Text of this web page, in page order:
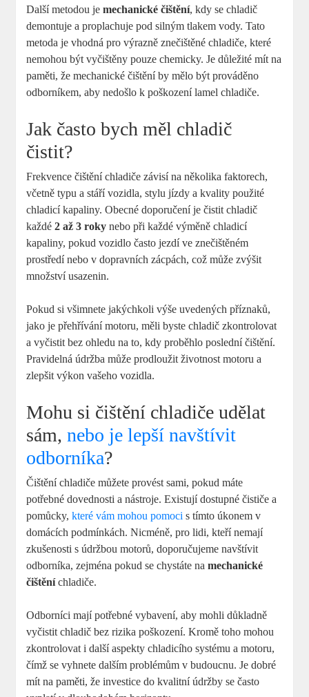
Další metodou jemechanické čištění, kdy se chladič
demontuje a proplachuje pod silným tlakem vody. Tato
metoda je vhodná pro výrazně znečištěné chladiče, které
nemohou být vyčištěny pouze chemicky. Je důležité mít na
paměti, že mechanické čištění by mělo být prováděno
odborníkem, aby nedošlo k poškození lamel chladiče.
Jak často bych měl chladič
čistit?
Frekvence čištění chladiče závisí na několika faktorech,
včetně typu a stáří vozidla, stylu jízdy a kvality použité
chladicí kapaliny. Obecné doporučení je čistit chladič
každé2 až 3 roky nebo při každé výměně chladicí
kapaliny, pokud vozidlo často jezdí ve znečištěném
prostředí nebo v dopravních zácpách, což může zvýšit
množství usazenin.
Pokud si všimnete jakýchkoli výše uvedených příznaků,
jako je přehřívání motoru, měli byste chladič zkontrolovat
a vyčistit bez ohledu na to, kdy proběhlo poslední čištění.
Pravidelná údržba může prodloužit životnost motoru a
zlepšit výkon vašeho vozidla.
Mohu si čištění chladiče udělat
sám,nebo je lepší navštívit
odborníka?
Čištění chladiče můžete provést sami, pokud máte
potřebné dovednosti a nástroje. Existují dostupné čističe a
pomůcky,které vám mohou pomoci s tímto úkonem v
domácích podmínkách. Nicméně, pro lidi, kteří nemají
zkušenosti s údržbou motorů, doporučujeme navštívit
odborníka, zejména pokud se chystáte namechanické
čištěníchladiče.
Odborníci mají potřebné vybavení, aby mohli důkladně
vyčistit chladič bez rizika poškození. Kromě toho mohou
zkontrolovat i další aspekty chladicího systému a motoru,
čímž se vyhnete dalším problémům v budoucnu. Je dobré
mít na paměti, že investice do kvalitní údržby se často